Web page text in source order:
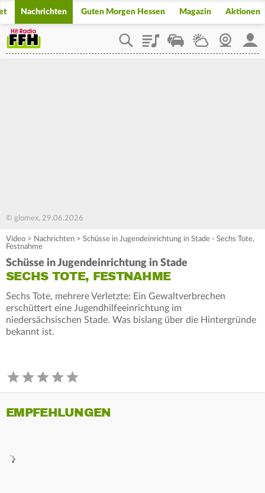
Nachrichten Guten Morgen Hessen Magazin Aktionen
PlaylistStaupilotWetterWebcam
© glomex, 29.06.2026
Video > Nachrichten > Schüsse in Jugendeinrichtung in Stade - Sechs Tote,
Festnahme
Schüsse in Jugendeinrichtung in Stade
SECHS TOTE, FESTNAHME
Sechs Tote, mehrere Verletzte: Ein Gewaltverbrechen
erschüttert eine Jugendhilfeeinrichtung im
niedersächsischen Stade. Was bislang über die Hintergründe
bekannt ist.
EMPFEHLUNGEN